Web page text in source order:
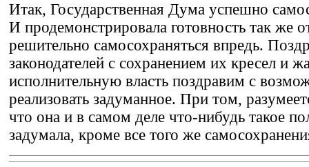
Итак, Государственная Дума успешно
И продемонстрировала готовность так же
решительно самосохраняться впредь.
законодателей с сохранением их кресел и
исполнительную власть поздравим с
реализовать задуманное. При том,
что она и в самом деле что-нибудь такое
задумала, кроме все того же